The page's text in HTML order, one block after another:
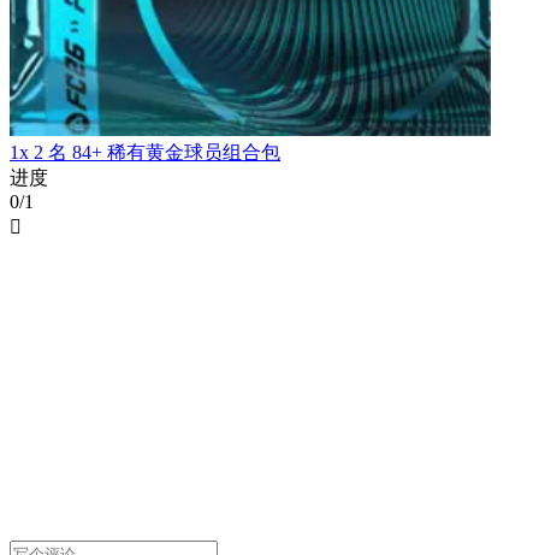
1x 2 名 84+ 稀有黄金球员组合包
进度
0/1
